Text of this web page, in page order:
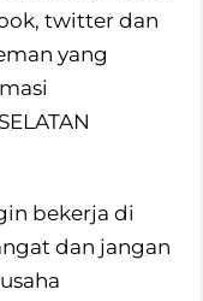
twitter dan
yang
bekerja di
dan jangan